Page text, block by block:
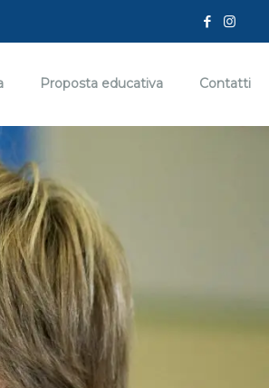
Proposta educativa Contatti